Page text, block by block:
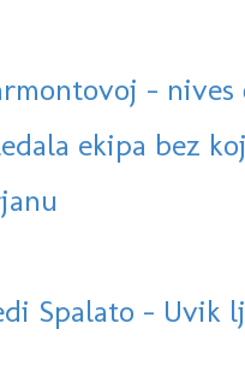
- nives
ekipa bez
Spalato - Uvik